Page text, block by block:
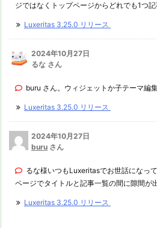
ジではなくトップページからどれでも1つ
Luxeritas 3.25.0 リリース
2024年10月27日
るな さん
buru さん。ウィジェットか子テーマ編
Luxeritas 3.25.0 リリース
2024年10月27日
buru さん
るな様いつもLuxeritasでお世話になっ
ページでタイトルと記事一覧の間に隙間が
Luxeritas 3.25.0 リリース